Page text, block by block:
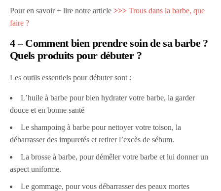
Pour en savoir + lire notre article>>>Trous dans la barbe, que
faire ?
4 – Comment bien prendre soin de sa barbe ?
Quels produits pour débuter ?
Les outils essentiels pour débuter sont :
L’huile à barbe pour bien hydrater votre barbe, la garder
douce et en bonne santé
Le shampoing à barbe pour nettoyer votre toison, la
débarrasser des impuretés et retirer l’excès de sébum.
La brosse à barbe, pour démêler votre barbe et lui donner un
aspect uniforme.
Le gommage, pour vous débarrasser des peaux mortes